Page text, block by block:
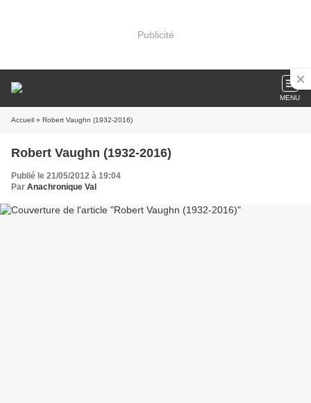
Publicité
MENU
Accueil » Robert Vaughn (1932-2016)
Robert Vaughn (1932-2016)
Publié le 21/05/2012 à 19:04
Par Anachronique Val